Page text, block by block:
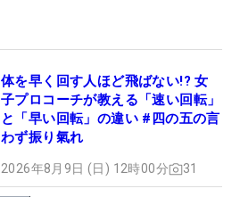
体を早く回す人ほど飛ばない!? 女
子プロコーチが教える「速い回転」
と「早い回転」の違い #四の五の言
わず振り氣れ
2026年8月9日 (日) 12時00分 31